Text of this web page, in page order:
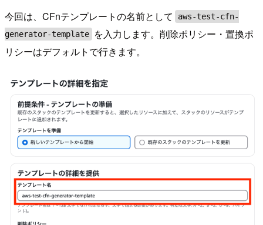
今回は、CFnテンプレートの名前として
aws-test-cfn-
generator-template
を入力します。削除ポリシー・置換ポ
リシーはデフォルトで行きます。